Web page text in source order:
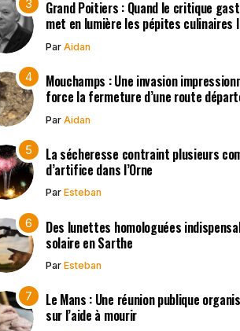
Grand Poitiers : Quand le critique
met en lumière les pépites culinaires
Par Aidan
Mouchamps : Une invasion
force la fermeture d’une route
Par Aidan
La sécheresse contraint plusieurs
d’artifice dans l’Orne
Par Esteban
Des lunettes homologuées
solaire en Sarthe
Par Esteban
Le Mans : Une réunion publique
sur l’aide à mourir